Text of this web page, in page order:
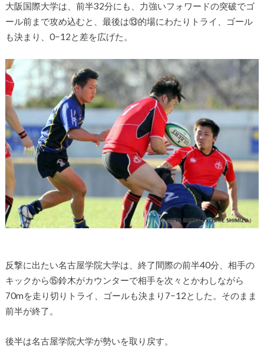
大阪国際大学は、前半32分にも、力強いフォワードの突破でゴ
ール前まで攻め込むと、最後は⑬的場にわたりトライ、ゴール
も決まり、0−12と差を広げた。
反撃に出たい名古屋学院大学は、終了間際の前半40分、相手の
キックから⑮鈴木がカウンターで相手を次々とかわしながら
70mを走り切りトライ、ゴールも決まり7−12とした。そのまま
前半が終了。
後半は名古屋学院大学が勢いを取り戻す。